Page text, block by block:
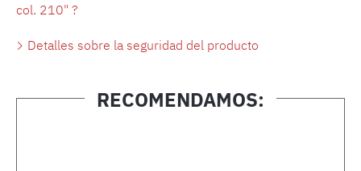
col. 210" ?
Detalles sobre la seguridad del producto
RECOMENDAMOS: